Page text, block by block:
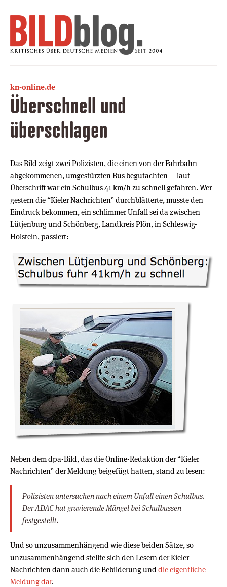
kn-online.de
Überschnell und
überschlagen
Das Bild zeigt zwei Polizisten, die einen von der Fahrbahn
abgekommenen, umgestürzten Bus begutachten – laut
Überschrift war ein Schulbus 41 km/h zu schnell gefahren. Wer
gestern die “Kieler Nachrichten” durchblätterte, musste den
Eindruck bekommen, ein schlimmer Unfall sei da zwischen
Lütjenburg und Schönberg, Landkreis Plön, in Schleswig-
Holstein, passiert:
Neben dem dpa-Bild, das die Online-Redaktion der “Kieler
Nachrichten” der Meldung beigefügt hatten, stand zu lesen:
Polizisten untersuchen nach einem Unfall einen Schulbus.
Der ADAC hat gravierende Mängel bei Schulbussen
festgestellt.
Und so unzusammenhängend wie diese beiden Sätze, so
unzusammenhängend stellte sich den Lesern der Kieler
Nachrichten dann auch die Bebilderung und die eigentliche
Meldung dar.